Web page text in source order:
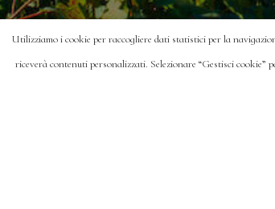
Utilizziamo i cookie per raccogliere dati statistici per la
riceverà contenuti personalizzati. Selezionare “Gestisci